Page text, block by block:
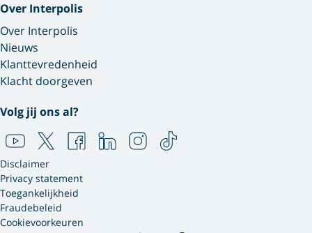
Over Interpolis
Over Interpolis
Nieuws
Klanttevredenheid
Klacht doorgeven
Volg jij ons al?
Disclaimer
Privacy statement
Toegankelijkheid
Fraudebeleid
Cookievoorkeuren